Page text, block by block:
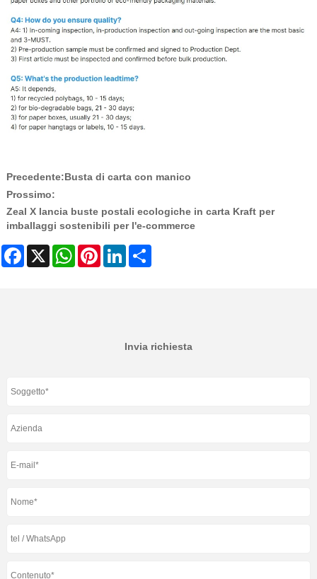
Precedente:Busta di carta con manico
Prossimo:
Zeal X lancia buste postali ecologiche in carta Kraft per
imballaggi sostenibili per l'e-commerce
Facebook WhatsAppPinterestLinkedIn
Invia richiesta